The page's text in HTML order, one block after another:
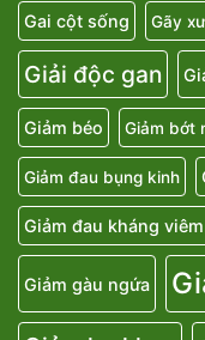
Gai cột sống Gãy
Giải độc gan
Giảm béo Giảm bớt
Giảm đau bụng kinh
Giảm đau kháng viêm
Giảm gàu ngứa